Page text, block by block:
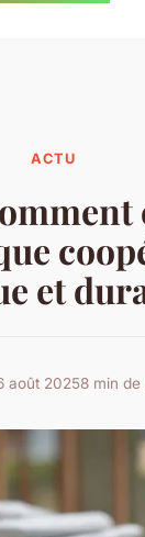
ACTU
et
août 20258 min